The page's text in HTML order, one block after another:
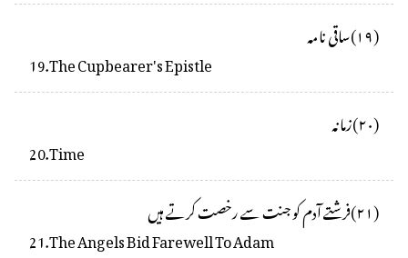
(۱۹)ساقی نامہ
19.The Cupbearer's Epistle
(۲۰)زمانہ
20.Time
(۲۱)فرشتے آدم کو جنت سے رخصت کرتے ہیں
21.The Angels Bid Farewell To Adam